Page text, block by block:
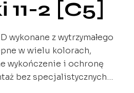
2 [C5]
wykonane z wytrzymałego
w wielu kolorach,
wykończenie i ochronę
bez specjalistycznych